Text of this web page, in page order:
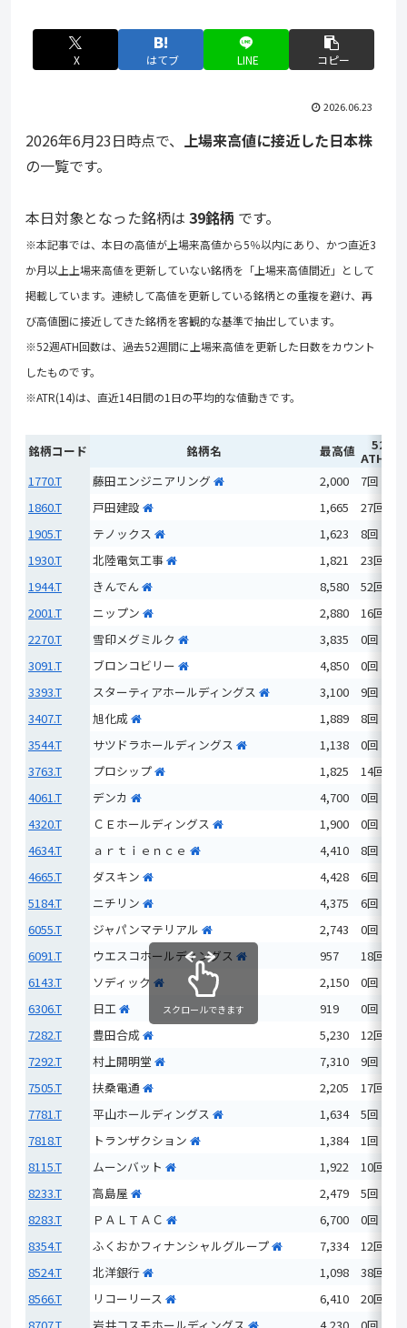
X はてブ LINE コピー
2026.06.23
2026年6月23日時点で、 上場来高値に接近した日本株
の一覧です。
本日対象となった銘柄は 39銘柄 です。
※本記事では、本日の高値が上場来高値から5％以内にあり、かつ直近3
か月以上上場来高値を更新していない銘柄を「上場来高値間近」として
掲載しています。連続して高値を更新している銘柄との重複を避け、再
び高値圏に接近してきた銘柄を客観的な基準で抽出しています。
※52週ATH回数は、過去52週間に上場来高値を更新した日数をカウント
したものです。
※ATR(14)は、直近14日間の1日の平均的な値動きです。
銘柄コード 銘柄名 最高値 52週
ATH回数
1770.T
藤田エンジニアリング 2,000
7回
1860.T
戸田建設 1,665
27回
1905.T
テノックス 1,623
8回
1930.T
北陸電気工事 1,821
23回
1944.T
きんでん 8,580
52回
2001.T
ニップン 2,880
16回
2270.T
雪印メグミルク 3,835
0回
3091.T
ブロンコビリー 4,850
0回
3393.T
スターティアホールディングス 3,100
9回
3407.T
旭化成 1,889
8回
3544.T
サツドラホールディングス 1,138
0回
3763.T
プロシップ 1,825
14回
4061.T
デンカ 4,700
0回
4320.T
ＣＥホールディングス 1,900
0回
4634.T
ａｒｔｉｅｎｃｅ 4,410
8回
4665.T
ダスキン 4,428
6回
5184.T
ニチリン 4,375
6回
6055.T
ジャパンマテリアル 2,743
0回
6091.T
ウエスコホールディングス 957
18回
6143.T
ソディック 2,150
0回
6306.T
日工 919
0回
7282.T
豊田合成 5,230
12回
7292.T
村上開明堂 7,310
9回
7505.T
扶桑電通 2,205
17回
7781.T
平山ホールディングス 1,634
5回
7818.T
トランザクション 1,384
1回
8115.T
ムーンバット 1,922
10回
8233.T
高島屋 2,479
5回
8283.T
ＰＡＬＴＡＣ 6,700
0回
8354.T
ふくおかフィナンシャルグループ 7,334
12回
8524.T
北洋銀行 1,098
38回
8566.T
リコーリース 6,410
20回
8707.T
岩井コスモホールディングス 4,230 0回
スクロールできます